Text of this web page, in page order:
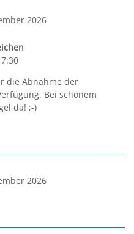
2026
die Abnahme der
Bei schönem
da! ;-)
2026